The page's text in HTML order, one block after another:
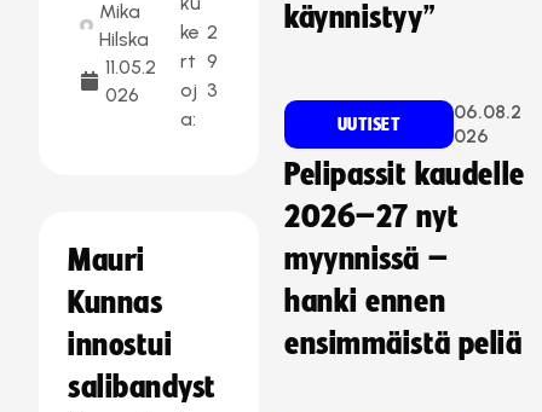
Mika
Hilska
11.05.2
026
ke
rt
oj
a:
2
9
3
Mauri
Kunnas
innostui
salibandyst
käynnistyy”
UUTISET
06.08.2
026
Pelipassit kaudelle
2026–27 nyt
myynnissä –
hanki ennen
ensimmäistä peliä